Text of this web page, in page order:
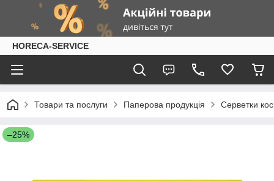
HORECA-SERVICE
Товари та послуги Паперова продукція Серветки
–25%